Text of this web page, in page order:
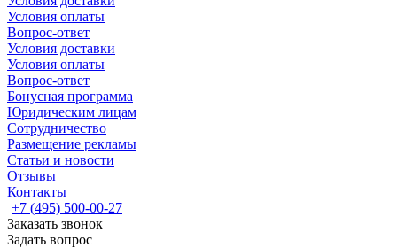
Условия оплаты
Вопрос-ответ
Условия доставки
Условия оплаты
Вопрос-ответ
Бонусная программа
Юридическим лицам
Сотрудничество
Размещение рекламы
Статьи и новости
Отзывы
Контакты
+7 (495) 500-00-27
Заказать звонок
Задать вопрос